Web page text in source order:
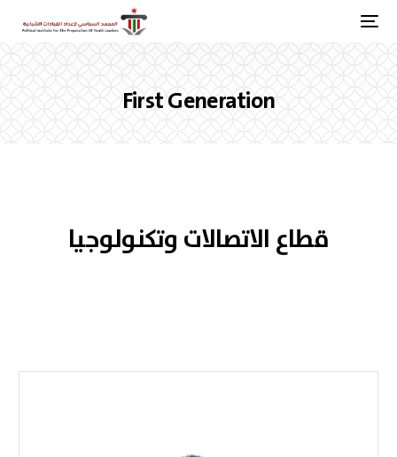
First Generation
قطاع الاتصالات وتكنولوجيا